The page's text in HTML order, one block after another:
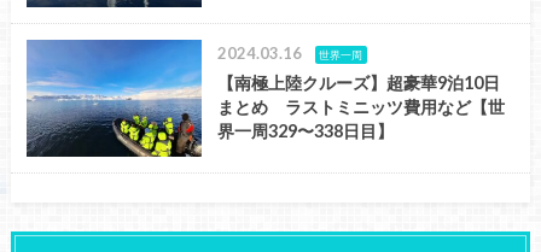
2024.03.16 世界一周
【南極上陸クルーズ】超豪華9泊10日
まとめ ラストミニッツ費用など【世
界一周329〜338日目】